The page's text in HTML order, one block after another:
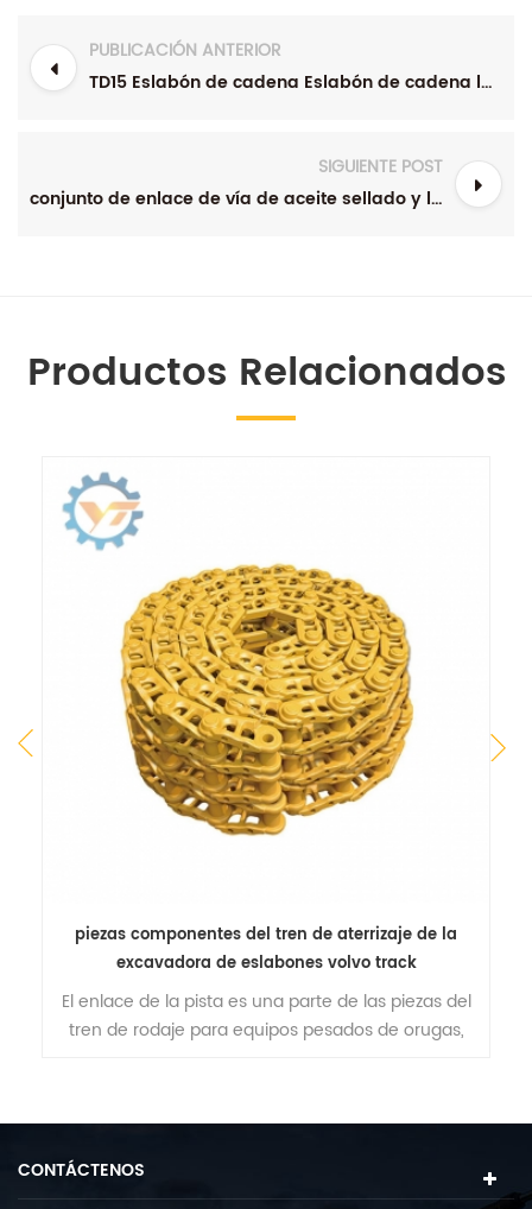
PUBLICACIÓN ANTERIOR
TD15 Eslabón de cadena Eslabón de cadena lubricado para tractores Cadena de cadena de aceite
SIGUIENTE POST
conjunto de enlace de vía de aceite sellado y lubricado
Productos Relacionados
piezas componentes del tren de aterrizaje de la
excavadora de eslabones volvo track
El enlace de la pista es una parte de las piezas del
tren de rodaje para equipos pesados ​​de orugas,
CONTÁCTENOS